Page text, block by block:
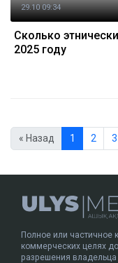
29.10 09:34
Сколько
2025 году
« Назад 1 2 3
Полное или частичное
коммерческих целях
разрешения владельца